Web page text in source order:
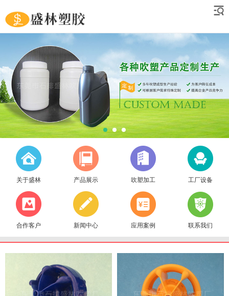
关于盛林 产品展示 吹塑加工 工厂设备
合作客户 新闻中心 应用案例 联系我们